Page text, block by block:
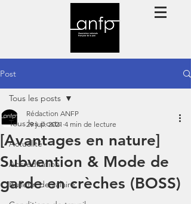
Post
Tous les posts
Actualité
Accréditation
Bulletin de salaire
Tous les posts
[Avantages en nature]
Subvention & Mode de
garde en crèches (BOSS)
Rédaction ANFP
29 juil. 2021 4 min de lecture